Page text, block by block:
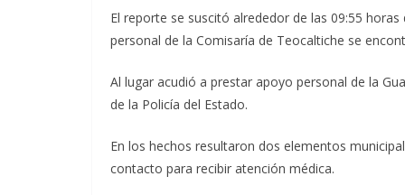
El reporte se suscitó alrededor de las 09:55
personal de la Comisaría de Teocaltiche se
Al lugar acudió a prestar apoyo personal de la
de la Policía del Estado.
En los hechos resultaron dos elementos
contacto para recibir atención médica.